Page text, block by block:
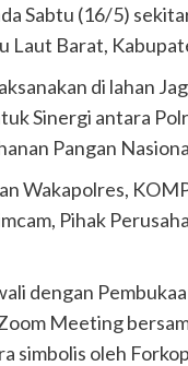
Sabtu (16/5)
Laut Barat,
di lahan
Sinergi antara
Pangan
Wakapolres,
Pihak
dengan
Meeting
simbolis oleh